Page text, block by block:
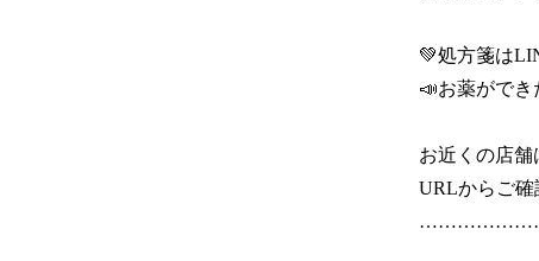
💚処方箋は
📣お薬がで
お近くの店
URLからご